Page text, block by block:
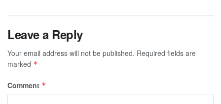
Leave a Reply
Your email address will not be published. Required fields are
marked *
Comment *